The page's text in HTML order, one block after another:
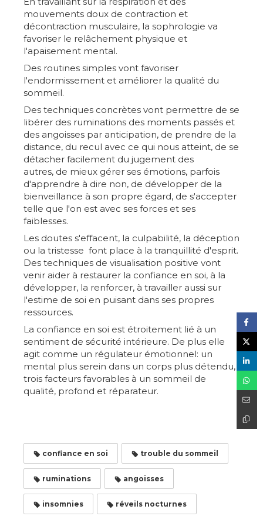
mouvements doux de contraction et
décontraction musculaire, la sophrologie va
favoriser le relâchement physique et
l'apaisement mental.
Des routines simples vont favoriser
l'endormissement et améliorer la qualité du
sommeil.
Des techniques concrètes vont permettre de se
libérer des ruminations des moments passés et
des angoisses par anticipation, de prendre de la
distance, du recul avec ce qui nous atteint, de se
détacher facilement du jugement des
autres, de mieux gérer ses émotions, parfois
d'apprendre à dire non, de développer de la
bienveillance à son propre égard, de s'accepter
telle que l'on est avec ses forces et ses
faiblesses.
Les doutes s'effacent, la culpabilité, la déception
ou la tristesse font place à la tranquillité d'esprit.
Des techniques de visualisation positive vont
venir aider à restaurer la confiance en soi, à la
développer, la renforcer, à travailler aussi sur
l'estime de soi en puisant dans ses propres
ressources.
La confiance en soi est étroitement lié à un
sentiment de sécurité intérieure. De plus elle
agit comme un régulateur émotionnel: un
mental plus serein dans un corps plus détendu,
trois facteurs favorables à un sommeil de
qualité, profond et réparateur.
confiance en soi trouble du sommeil
ruminations angoisses
insomnies réveils nocturnes